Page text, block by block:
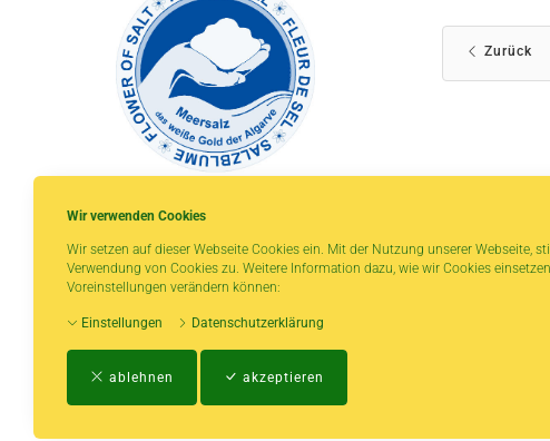
Wir verwenden Cookies
Wir setzen auf dieser Webseite Cookies ein. Mit der Nutzung unserer Webseite,
Verwendung von Cookies zu. Weitere Information dazu, wie wir Cookies
Voreinstellungen verändern können:
Einstellungen Datenschutzerklärung
ablehnen akzeptieren
Zurück
* gilt für Lieferungen innerhalb Deutschlands,
bitte der Schaltfläche mit den
Impressum-AGB-Zahlungs- und